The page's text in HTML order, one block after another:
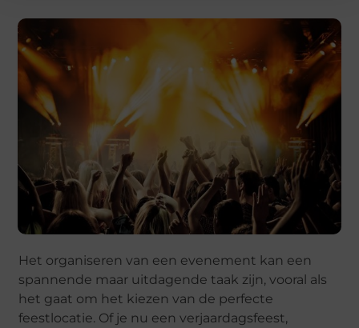
Het organiseren van een evenement kan een
spannende maar uitdagende taak zijn, vooral als
het gaat om het kiezen van de perfecte
feestlocatie. Of je nu een verjaardagsfeest,